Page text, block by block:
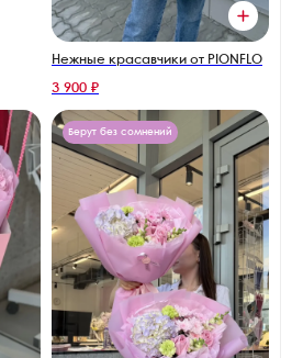
Нежные красавчики от PIONFLO
3 900 ₽
Берут без сомнений